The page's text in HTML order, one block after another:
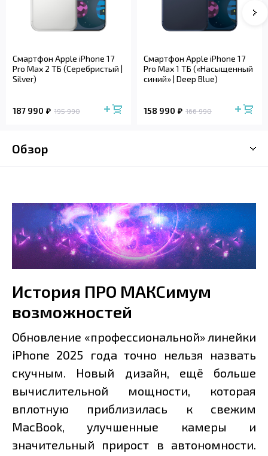
Смартфон Apple iPhone 17
Pro Max 2 ТБ (Серебристый |
Silver)
187 990 195 990
Смартфон Apple iPhone 17
Pro Max 1 ТБ («Насыщенный
синий» | Deep Blue)
158 990 166 990
Обзор
История ПРО МАКСимум
возможностей
Обновление «профессиональной» линейки
iPhone 2025 года точно нельзя назвать
скучным. Новый дизайн, ещё больше
вычислительной мощности, которая
вплотную приблизилась к свежим
MacBook, улучшенные камеры и
значительный прирост в автономности.